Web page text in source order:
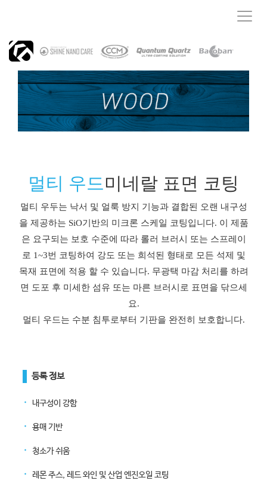
T
e
n
a
멀티 우드​​​미네랄 표면 코팅
멀티 우두는 낙서 및 얼룩 방지 기능과 결합된 오랜 내구성
을 제공하는 SiO기반의 미크론 스케일 코팅입니다. 이 제품
은 요구되는 보호 수준에 따라 롤러 브러시 또는 스프레이
로 1~3번 코팅하여 강도 또는 희석된 형태로 모든 석제 및
목재 표면에 적용 할 수 있습니다. 무광택 마감 처리를 하려
면 도포 후 미세한 섬유 또는 마른 브러시로 표면을 닦으세
요.
멀티 우드는 수분 침투로부터 기판을 완전히 보호합니다.
등록 정보
᛫ 내구성이 강함
᛫ 용매 기반
᛫ 청소가 쉬움
᛫ 레몬 주스, 레드 와인 및 산업 엔진오일 코팅